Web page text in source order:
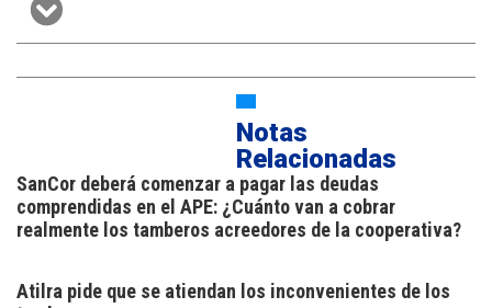
Notas
Relacionadas
SanCor deberá comenzar a pagar las deudas
comprendidas en el APE: ¿Cuánto van a cobrar
realmente los tamberos acreedores de la cooperativa?
Atilra pide que se atiendan los inconvenientes de los